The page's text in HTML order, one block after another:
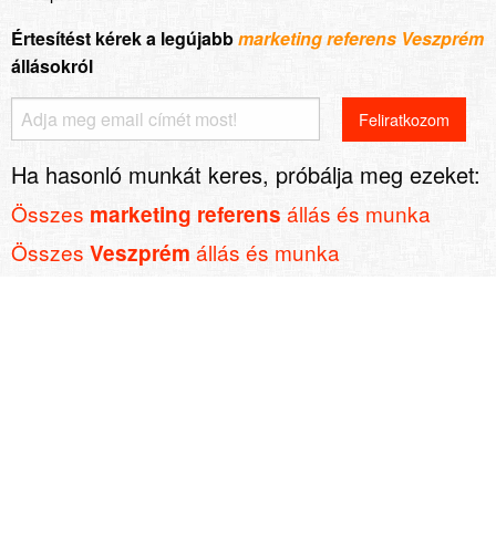
Értesítést kérek a legújabbmarketing referens Veszprém
állásokról
Ha hasonló munkát keres, próbálja meg ezeket:
Összes marketing referens állás és munka
Összes Veszprém állás és munka